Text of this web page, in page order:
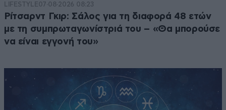
LIFESTYLE07·08·2026 08:23
Ρίτσαρντ Γκιρ: Σάλος για τη διαφορά 48 ετών
με τη συμπρωταγωνίστριά του – «Θα μπορούσε
να είναι εγγονή του»